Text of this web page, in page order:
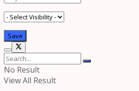
No Result
View All Result